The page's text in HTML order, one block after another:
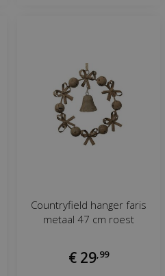
Countryfield hanger faris
metaal 47 cm roest
€ 29, 99